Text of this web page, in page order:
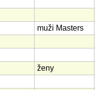
muži Masters
ženy